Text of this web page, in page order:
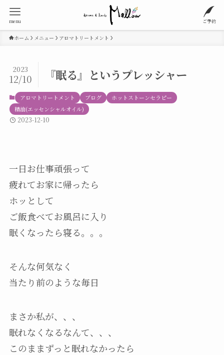
ご予約
menu
ホーム メニュー アロマトリートメント
『眠る』というプレッシャー
2023
12/10
アロマトリートメント ブログ
ホットストーンセラピー
精油(エッセンシャルオイル)
2023-12-10
一日お仕事頑張って
疲れてお家に帰ったら
ホッとして
ご飯食べてお風呂に入り
眠くなったら寝る。。。
そんな何気なく
当たり前のような毎日
まさか私が、、、
眠れなくなるなんて、、、
このままずっと眠れなかったら